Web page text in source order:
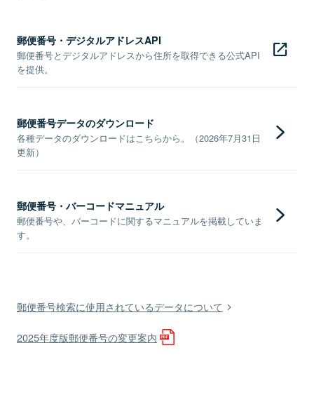
郵便番号・デジタルアドレスAPI
郵便番号とデジタルアドレスから住所を取得できる公式API
を提供。
郵便番号データのダウンロード
各種データのダウンロードはこちらから。（2026年7月31日
更新）
郵便番号・バーコードマニュアル
郵便番号や、バーコードに関するマニュアルを掲載していま
す。
郵便番号検索に使用されているデータについて
2025年度版郵便番号の変更案内